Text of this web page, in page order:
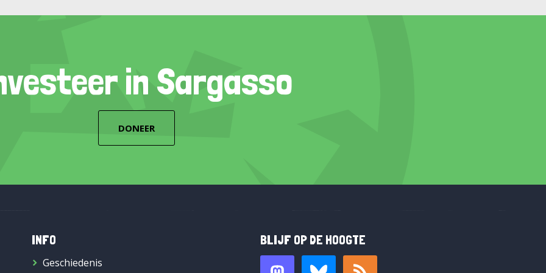
in Sargasso
DONEER
INFO
Geschiedenis
BLIJF OP DE HOOGTE